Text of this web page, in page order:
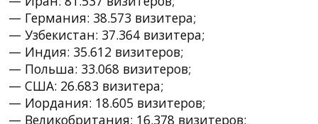
— Германия: 38.573 визитера;
— Узбекистан: 37.364 визитера;
— Индия: 35.612 визитеров;
— Польша: 33.068 визитеров;
— США: 26.683 визитера;
— Иордания: 18.605 визитеров;
— Великобритания: 16.378 визитеров;